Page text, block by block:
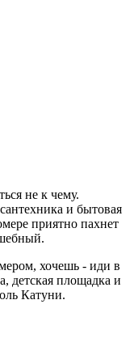
не к чему.
и бытовая
приятно пахнет
хочешь - иди в
детская площадка и
Катуни.